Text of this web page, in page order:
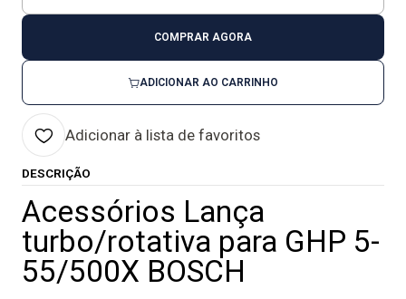
ADICIONAR AO CARRINHO
COMPRAR AGORA
Adicionar à lista de favoritos
DESCRIÇÃO
Acessórios Lança
turbo/rotativa para GHP 5-
55/500X BOSCH